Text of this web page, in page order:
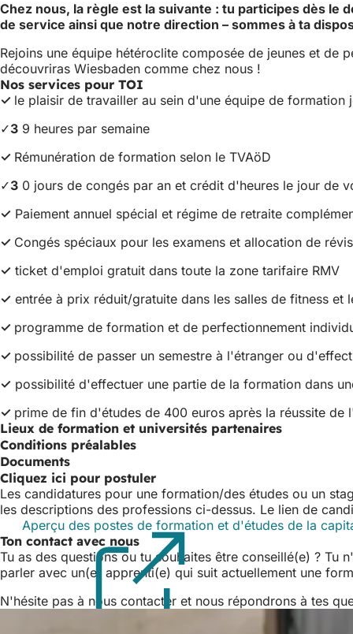
Chez nous, la règle est la suivante : tu participes dès
de service ainsi que notre direction – sommes à ta
Rejoins une équipe hétéroclite composée de jeunes et de
découvriras Wiesbaden comme chez nous !
Nos services pour TOI
✓ le plaisir de travailler au sein d'une équipe de formation
✓3 9 heures par semaine
✓ Rémunération de formation selon le TVAöD
✓3 0 jours de congés par an et crédit d'heures le jour de
✓ Paiement annuel spécial et régime de retraite
✓ Congés spéciaux pour les examens et allocation de
✓ ticket d'emploi gratuit dans toute la zone tarifaire RMV
✓ entrée à prix réduit/gratuite dans les salles de fitness et
✓ programme de formation et de perfectionnement
✓ possibilité de passer un semestre à l'étranger ou
✓ possibilité d'effectuer une partie de la formation dans
✓ prime de fin d'études de 400 euros après la réussite de
Lieux de formation et universités partenaires
Conditions préalables
Documents
Cliquez ici pour postuler
Les candidatures pour une formation/des études ou un
les descriptions des professions ci-dessus. Le lien de
Aperçu des postes de formation et d'études de la
Ton contact avec nous
Tu as des questions ou tu souhaites être conseillé(e) ?
parler avec un(e) apprenti(e) qui suit actuellement une
N'hésite pas à nous contacter et nous répondrons à tes